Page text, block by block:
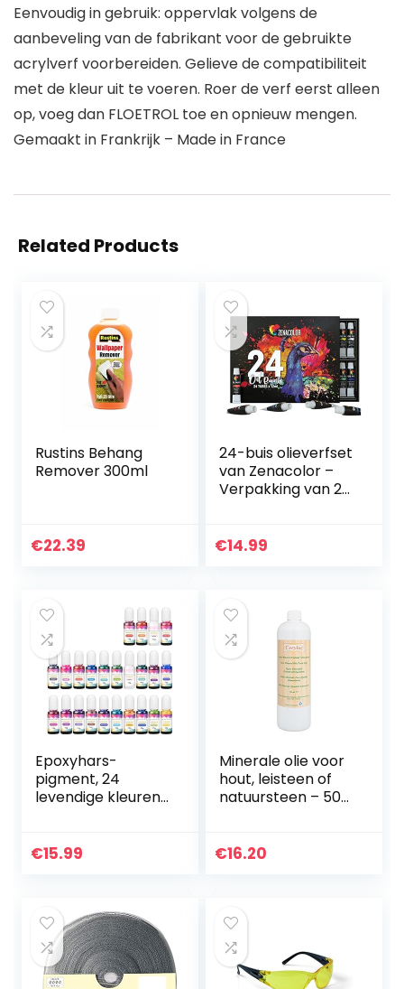
Eenvoudig in gebruik: oppervlak volgens de
aanbeveling van de fabrikant voor de gebruikte
acrylverf voorbereiden. Gelieve de compatibiliteit
met de kleur uit te voeren. Roer de verf eerst alleen
op, voeg dan FLOETROL toe en opnieuw mengen.
Gemaakt in Frankrijk – Made in France
Related Products
Rustins Behang
Remover 300ml
€22.39
24-buis olieverfset
van Zenacolor –
Verpakking van 24
niet-toxische verf
€14.99
Epoxyhars-
pigment, 24
levendige kleuren,
geconcentreerd,
€15.99
Minerale olie voor
hout, leisteen of
natuursteen – 500
€16.20